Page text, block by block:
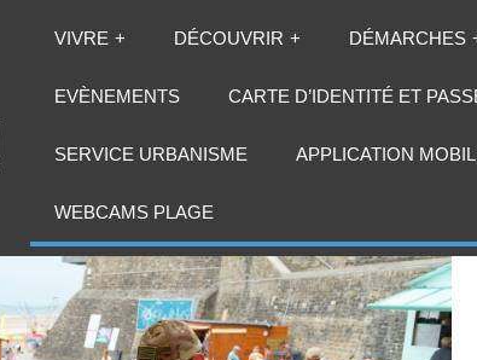
VIVRE DÉCOUVRIR DÉMARCHES
EVÈNEMENTS CARTE D’IDENTITÉ ET
SERVICE URBANISME APPLICATION
WEBCAMS PLAGE